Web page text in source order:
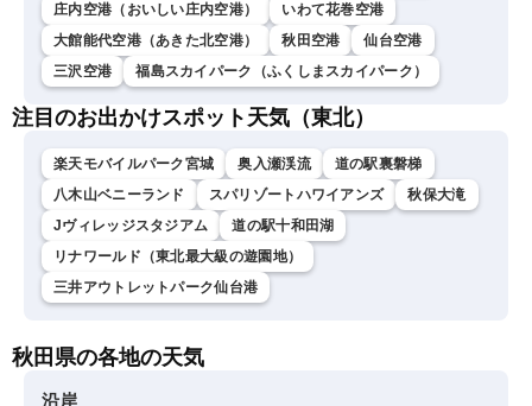
庄内空港（おいしい庄内空港）
いわて花巻空港
大館能代空港（あきた北空港）
秋田空港
仙台空港
三沢空港
福島スカイパーク（ふくしまスカイパーク）
注目のお出かけスポット天気（東北）
楽天モバイルパーク宮城 奥入瀬渓流
道の駅裏磐梯
八木山ベニーランド
スパリゾートハワイアンズ
秋保大滝
Jヴィレッジスタジアム
道の駅十和田湖
リナワールド（東北最大級の遊園地）
三井アウトレットパーク仙台港
秋田県の各地の天気
沿岸